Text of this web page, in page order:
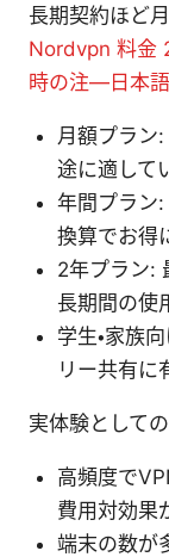
長期契約ほど
Nordvpn 料金
時の注—日本
月額プラン
途に適して
年間プラン
換算でお得
2年プラン:
長期間の使
学生・家族
リー共有に
実体験として
高頻度で
費用対効果
端末の数が